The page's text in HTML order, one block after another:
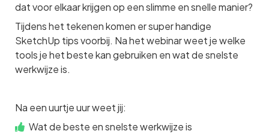
dat voor elkaar krijgen op een slimme en snelle manier?
Tijdens het tekenen komen er super handige
SketchUp tips voorbij. Na het webinar weet je welke
tools je het beste kan gebruiken en wat de snelste
werkwijze is.
Na een uurtje uur weet jij:
Wat de beste en snelste werkwijze is